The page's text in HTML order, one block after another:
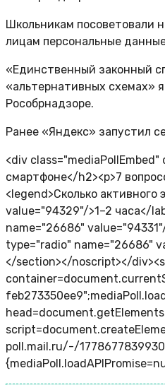
Школьникам посоветовали
лицам персональные
«Единственный законный
«альтернативных схемах»
Рособрнадзоре.
Ранее «Яндекс» запустил
<div
смартфоне</h2><p>7
<legend>Сколько
value="94329"/>1–2 часа</
name="26686"
type="radio" name="26686"
</section></noscript></
poll.mail.ru/-/